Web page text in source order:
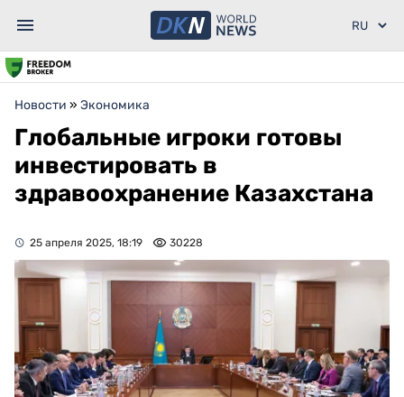
Новости » Экономика
Глобальные игроки готовы
инвестировать в
здравоохранение Казахстана
25 апреля 2025, 18:19 30228